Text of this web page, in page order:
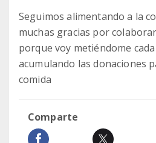
Seguimos alimentando a la
muchas gracias por
porque voy metiéndome
acumulando las donaciones
comida
Comparte